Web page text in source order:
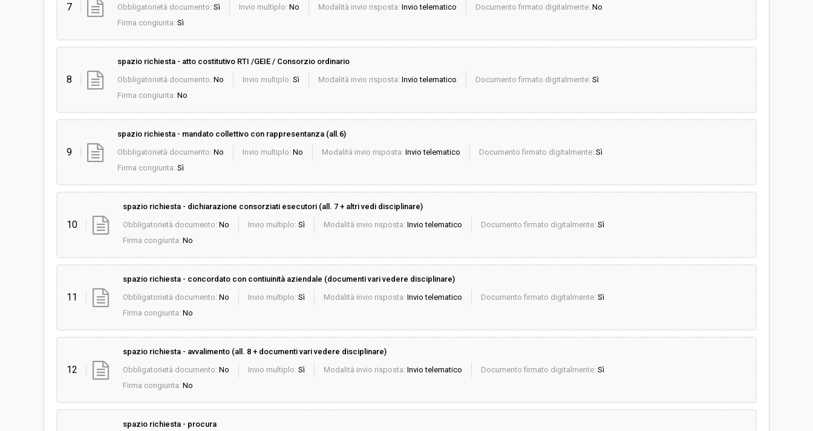
7
Obbligatorietà documento: Sì Invio multiplo: No Modalità invio risposta: Invio telematico Documento firmato digitalmente: No
Firma congiunta: Sì
8
spazio richiesta - atto costitutivo RTI /GEIE / Consorzio ordinario
Obbligatorietà documento: No Invio multiplo: Sì Modalità invio risposta: Invio telematico Documento firmato digitalmente: Sì
Firma congiunta: No
9
spazio richiesta - mandato collettivo con rappresentanza (all.6)
Obbligatorietà documento: No Invio multiplo: No Modalità invio risposta: Invio telematico Documento firmato digitalmente: Sì
Firma congiunta: Sì
10
spazio richiesta - dichiarazione consorziati esecutori (all. 7 + altri vedi disciplinare)
Obbligatorietà documento: No Invio multiplo: Sì Modalità invio risposta: Invio telematico Documento firmato digitalmente: Sì
Firma congiunta: No
11
spazio richiesta - concordato con contiuinità aziendale (documenti vari vedere disciplinare)
Obbligatorietà documento: No Invio multiplo: Sì Modalità invio risposta: Invio telematico Documento firmato digitalmente: Sì
Firma congiunta: No
12
spazio richiesta - avvalimento (all. 8 + documenti vari vedere disciplinare)
Obbligatorietà documento: No Invio multiplo: Sì Modalità invio risposta: Invio telematico Documento firmato digitalmente: Sì
Firma congiunta: No
spazio richiesta - procura